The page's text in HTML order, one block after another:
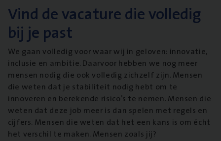
Vind de vacature die volledig
bij je past
We gaan volledig voor waar wij in geloven: innovatie,
inclusie en ambitie. Daarvoor hebben we nog meer
mensen nodig die ook volledig zichzelf zijn. Mensen
die weten dat je stabiliteit nodig hebt om te
innoveren en berekende risico’s te nemen. Mensen die
weten dat deze job meer is dan spelen met regels en
cijfers. Mensen die weten dat het een kans is om écht
het verschil te maken. Mensen zoals jij?